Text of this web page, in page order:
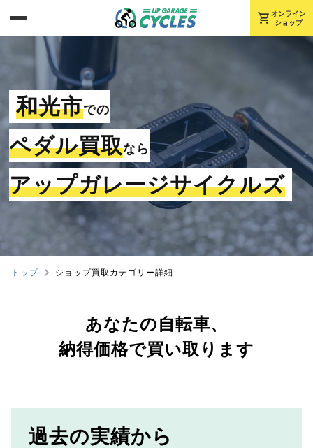
shopping_cart オンライン
ショップ
和光市での
ペダル買取なら
アップガレージサイクルズ
トップ ショップ買取カテゴリー詳細
あなたの自転車、
納得価格で買い取ります
過去の実績から